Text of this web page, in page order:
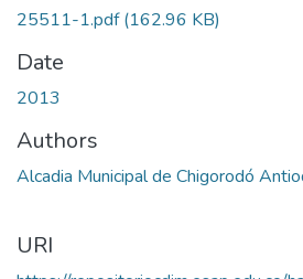
25511-1.pdf(162.96 KB)
Date
2013
Authors
Alcadia Municipal de Chigorodó
URI